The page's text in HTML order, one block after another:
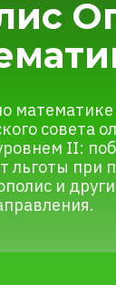
поступлении в
вузы России